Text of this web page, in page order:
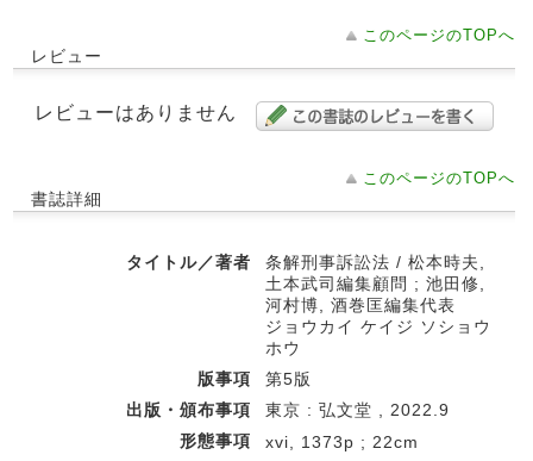
このページのTOPへ
レビュー
レビューはありません
このページのTOPへ
書誌詳細
タイトル／著者
条解刑事訴訟法 / 松本時夫,
土本武司編集顧問 ; 池田修,
河村博, 酒巻匡編集代表
ジョウカイ ケイジ ソショウ
ホウ
版事項
第5版
出版・頒布事項
東京 : 弘文堂 , 2022.9
形態事項
xvi, 1373p ; 22cm